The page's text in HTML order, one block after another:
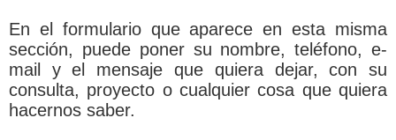
En el formulario que aparece en esta misma
sección, puede poner su nombre, teléfono, e-
mail y el mensaje que quiera dejar, con su
consulta, proyecto o cualquier cosa que quiera
hacernos saber.